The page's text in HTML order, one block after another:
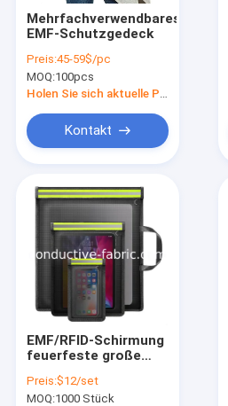
Mehrfachverwendbares
EMF-Schutzgedeck
Preis:45-59$/pc
MOQ:100pcs
Kontakt
EMF/RFID-Schirmung
feuerfeste große
Taschen-Sets
Preis:$12/set
MOQ:1000 Stück